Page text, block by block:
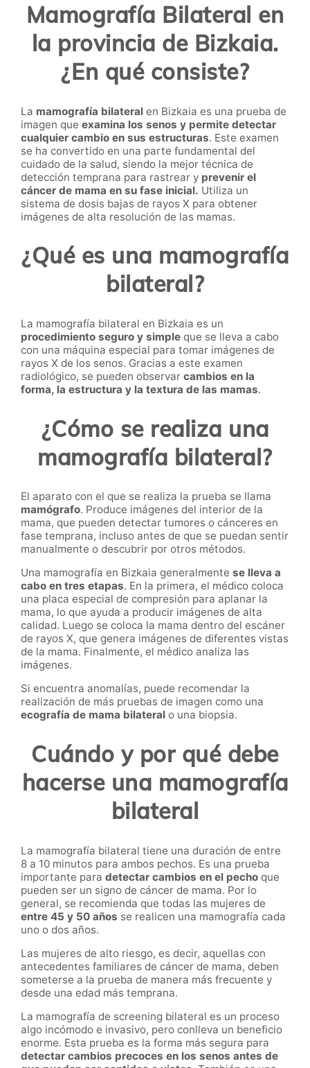
Mamografía Bilateral en
la provincia de Bizkaia.
¿En qué consiste?
La mamografía bilateral en Bizkaia es una prueba de
imagen que examina los senos y permite detectar
cualquier cambio en sus estructuras. Este examen
se ha convertido en una parte fundamental del
cuidado de la salud, siendo la mejor técnica de
detección temprana para rastrear y prevenir el
cáncer de mama en su fase inicial. Utiliza un
sistema de dosis bajas de rayos X para obtener
imágenes de alta resolución de las mamas.
¿Qué es una mamografía
bilateral?
La mamografía bilateral en Bizkaia es un
procedimiento seguro y simple que se lleva a cabo
con una máquina especial para tomar imágenes de
rayos X de los senos. Gracias a este examen
radiológico, se pueden observar cambios en la
forma, la estructura y la textura de las mamas.
¿Cómo se realiza una
mamografía bilateral?
El aparato con el que se realiza la prueba se llama
mamógrafo. Produce imágenes del interior de la
mama, que pueden detectar tumores o cánceres en
fase temprana, incluso antes de que se puedan sentir
manualmente o descubrir por otros métodos.
Una mamografía en Bizkaia generalmente se lleva a
cabo en tres etapas. En la primera, el médico coloca
una placa especial de compresión para aplanar la
mama, lo que ayuda a producir imágenes de alta
calidad. Luego se coloca la mama dentro del escáner
de rayos X, que genera imágenes de diferentes vistas
de la mama. Finalmente, el médico analiza las
imágenes.
Si encuentra anomalías, puede recomendar la
realización de más pruebas de imagen como una
ecografía de mama bilateral o una biopsia.
Cuándo y por qué debe
hacerse una mamografía
bilateral
La mamografía bilateral tiene una duración de entre
8 a 10 minutos para ambos pechos. Es una prueba
importante para detectar cambios en el pecho que
pueden ser un signo de cáncer de mama. Por lo
general, se recomienda que todas las mujeres de
entre 45 y 50 años se realicen una mamografía cada
uno o dos años.
Las mujeres de alto riesgo, es decir, aquellas con
antecedentes familiares de cáncer de mama, deben
someterse a la prueba de manera más frecuente y
desde una edad más temprana.
La mamografía de screening bilateral es un proceso
algo incómodo e invasivo, pero conlleva un beneficio
enorme. Esta prueba es la forma más segura para
detectar cambios precoces en los senos antes de